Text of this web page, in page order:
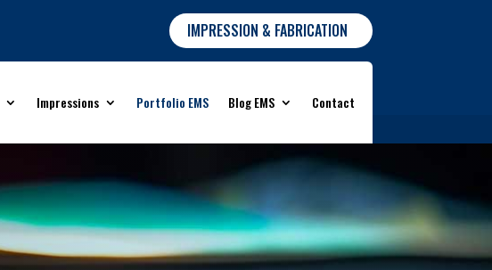
IMPRESSION & FABRICATION
Impressions Portfolio EMS Blog EMS Contact